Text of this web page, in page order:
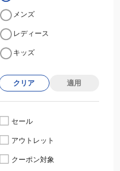
メンズ
レディース
キッズ
クリア 適用
セール
アウトレット
クーポン対象